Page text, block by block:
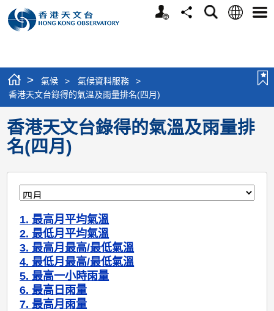
個
分
搜
語
選
> 氣候 > 氣候資料服務
>
香港天文台錄得的氣溫及雨量排名(四月)
香港天文台錄得的氣溫及雨量排
名(四月)
1. 最高月平均氣溫
2. 最低月平均氣溫
3. 最高月最高/最低氣溫
4. 最低月最高/最低氣溫
5. 最高一小時雨量
6. 最高日雨量
7. 最高月雨量